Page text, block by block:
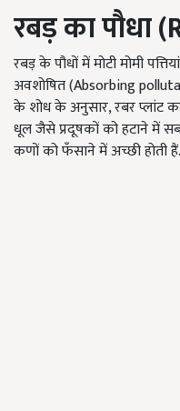
रबड़ का पौधा
रबड़ के पौधों में मोटी मोमी
अवशोषित (Absorbing
के शोध के अनुसार, रबर प्लांट
धूल जैसे प्रदूषकों को हटाने में
कणों को फँसाने में अच्छी होती हैं.